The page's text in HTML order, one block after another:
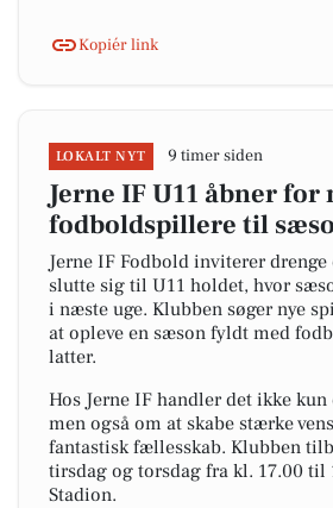
Kopiér link
LOKALT NYT 9 timer siden
Jerne IF U11 åbner for
fodboldspillere til
Jerne IF Fodbold inviterer
slutte sig til U11 holdet, hvor
i næste uge. Klubben søger nye
at opleve en sæson fyldt med
latter.
Hos Jerne IF handler det ikke
men også om at skabe stærke
fantastisk fællesskab. Klubben
tirsdag og torsdag fra kl. 17.00 til
Stadion.